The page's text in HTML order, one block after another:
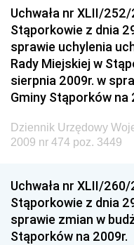
Drogowego
Dziennik Urzędowy
Dziennik Urzędowy
Dziennik Urzędowy
Społecznej
Dziennik Urzędowy
i Gospodarki Morskiej
Dziennik Urzędowy
Dziennik Urzędowy
Antykorupcyjnego
Uchwała nr XLII/
Stąporkowie z dnia
sprawie uchylenia
Rady Miejskiej w
sierpnia 2009r. w
Gminy Stąporków na
Dziennik Urzędowy
2009 nr 474 poz. 3449
Uchwała nr XLII/
Stąporkowie z dnia
sprawie zmian w
Stąporków na 2009r.